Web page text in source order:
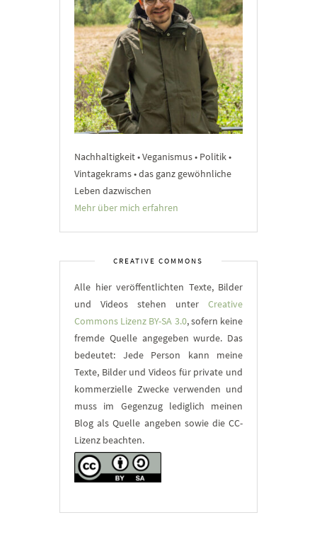
Nachhaltigkeit • Veganismus • Politik •
Vintagekrams • das ganz gewöhnliche
Leben dazwischen
Mehr über mich erfahren
CREATIVE COMMONS
Alle hier veröffentlichten Texte, Bilder
und Videos stehen unter Creative
Commons Lizenz BY-SA 3.0, sofern keine
fremde Quelle angegeben wurde. Das
bedeutet: Jede Person kann meine
Texte, Bilder und Videos für private und
kommerzielle Zwecke verwenden und
muss im Gegenzug lediglich meinen
Blog als Quelle angeben sowie die CC-
Lizenz beachten.